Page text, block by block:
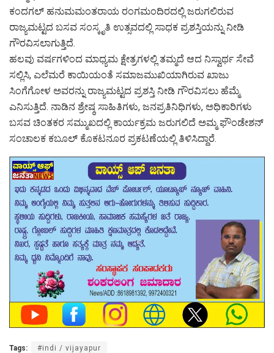
ಕಂದಗಲ್ ಹನುಮಮಂತರಾಯ ರಂಗಮಂದಿರದಲ್ಲಿ ಜರುಗಲಿರುವ
ರಾಜ್ಯಮಟ್ಟದ ಬಸವ ಸಂಸ್ಕೃತಿ ಉತ್ಸವದಲ್ಲಿ ಸಾಧಕ ಪ್ರಶಸ್ತಿಯನ್ನು ನೀಡಿ
ಗೌರವಿಸಲಾಗುತ್ತಿದೆ.
ಹಲವು ವರ್ಷಗಳಿಂದ ಮಾಧ್ಯಮ ಕ್ಷೇತ್ರಗಳಲ್ಲಿ ತಮ್ಮದೆ ಆದ ನಿಸ್ವಾರ್ಥ ಸೇವೆ
ಸಲ್ಲಿಸಿ, ಎಲೆಮರೆ ಕಾಯಿಯಂತೆ ಸಮಾಜಮುಖಿಯಾಗಿರುವ ಖಾಜು
ಸಿಂಗೆಗೋಳ ಅವರನ್ನು ರಾಜ್ಯಮಟ್ಟದ ಪ್ರಶಸ್ತಿ ನೀಡಿ ಗೌರವಿಸಲು ಹೆಮ್ಮೆ
ಎನಿಸುತ್ತಿದೆ. ನಾಡಿನ ಶ್ರೇಷ್ಠ ಸಾಹಿತಿಗಳು, ಜನಪ್ರತಿನಿಧಿಗಳು, ಅಧಿಕಾರಿಗಳು
ಬಸವ ಚಿಂತಕರ ಸಮ್ಮುಖದಲ್ಲಿ ಕಾರ್ಯಕ್ರಮ ಜರುಗಲಿದೆ ಅಮ್ಮ ಫೌಂಡೇಶನ್
ಸಂಚಾಲಕ ಕಬೂಲ್ ಕೊಕಟನೂರ ಪ್ರಕಟಣೆಯಲ್ಲಿ ತಿಳಿಸಿದ್ದಾರೆ.
Tags:
#indi / vijayapur